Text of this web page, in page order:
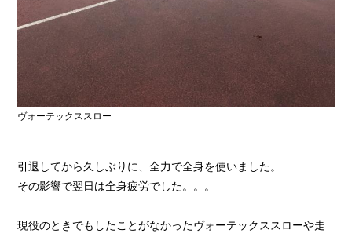
ヴォーテックススロー
引退してから久しぶりに、全力で全身を使いました。
その影響で翌日は全身疲労でした。。。
現役のときでもしたことがなかったヴォーテックススローや走